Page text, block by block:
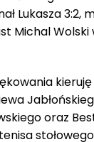
Lukasza
Michal
oraz